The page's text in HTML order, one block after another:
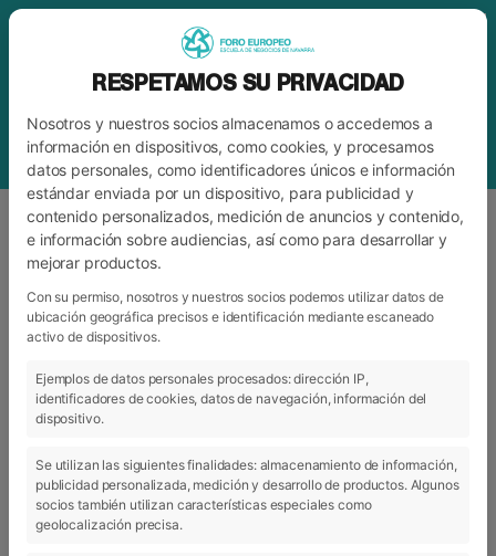
ETIQUETAVISITAS EMPRESARIALES
06 Feb 2018
RESPETAMOS SU PRIVACIDAD
Nosotros y nuestros socios almacenamos o accedemos a
información en dispositivos, como cookies, y procesamos
datos personales, como identificadores únicos e información
estándar enviada por un dispositivo, para publicidad y
contenido personalizados, medición de anuncios y contenido,
e información sobre audiencias, así como para desarrollar y
mejorar productos.
Con su permiso, nosotros y nuestros socios podemos utilizar datos de
ubicación geográfica precisos e identificación mediante escaneado
activo de dispositivos.
Ejemplos de datos personales procesados: dirección IP,
identificadores de cookies, datos de navegación, información del
dispositivo.
Se utilizan las siguientes finalidades: almacenamiento de información,
publicidad personalizada, medición y desarrollo de productos. Algunos
socios también utilizan características especiales como
geolocalización precisa.